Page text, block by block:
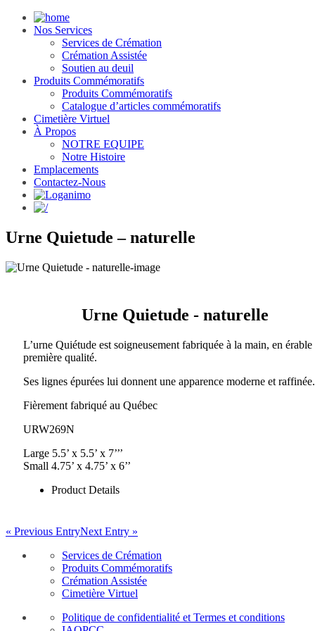
Nos Services
Services de Crémation
Crémation Assistée
Soutien au deuil
Produits Commémoratifs
Produits Commémoratifs
Catalogue d’articles commémoratifs
Cimetière Virtuel
À Propos
NOTRE EQUIPE
Notre Histoire
Emplacements
Contactez-Nous
Urne Quietude – naturelle
Urne Quietude - naturelle
L’urne Quiétude est soigneusement fabriquée à la main, en érable
première qualité.
Ses lignes épurées lui donnent une apparence moderne et raffinée.
Fièrement fabriqué au Québec
URW269N
Large 5.5’ x 5.5’ x 7’’’
Small 4.75’ x 4.75’ x 6’’
Product Details
« Previous EntryNext Entry »
Services de Crémation
Produits Commémoratifs
Crémation Assistée
Cimetière Virtuel
Politique de confidentialité et Termes et conditions